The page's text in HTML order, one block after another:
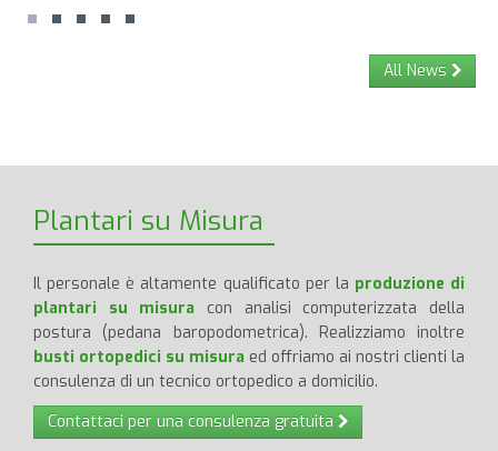
All News
Plantari su Misura
Il personale è altamente qualificato per la produzione di
plantari su misura con analisi computerizzata della
postura (pedana baropodometrica). Realizziamo inoltre
busti ortopedici su misura ed offriamo ai nostri clienti la
consulenza di un tecnico ortopedico a domicilio.
Contattaci per una consulenza gratuita